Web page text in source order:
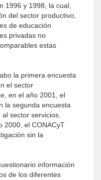
1996 y 1998, la cual,
del sector productivo,
de educación
privadas no
estas
la primera encuesta
el sector
en el año 2001, el
la segunda encuesta
sector servicios.
2000, el CONACyT
sin la
in­formación
de los diferentes